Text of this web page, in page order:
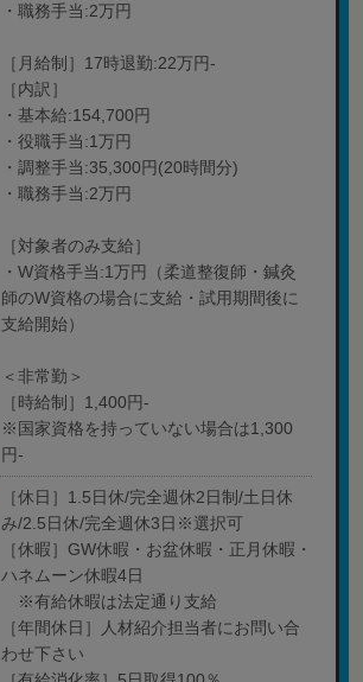
・職務手当:2万円
［月給制］17時退勤:22万円-
［内訳］
・基本給:154,700円
・役職手当:1万円
・調整手当:35,300円(20時間分)
・職務手当:2万円
［対象者のみ支給］
・W資格手当:1万円（柔道整復師・鍼灸
師のW資格の場合に支給・試用期間後に
支給開始）
＜非常勤＞
［時給制］1,400円-
※国家資格を持っていない場合は1,300
円-
［休日］1.5日休/完全週休2日制/土日休
み/2.5日休/完全週休3日※選択可
［休暇］GW休暇・お盆休暇・正月休暇・
ハネムーン休暇4日
※有給休暇は法定通り支給
［年間休日］人材紹介担当者にお問い合
わせ下さい